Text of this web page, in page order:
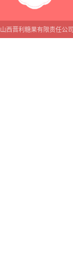
山西晋利糖果有限责任公司